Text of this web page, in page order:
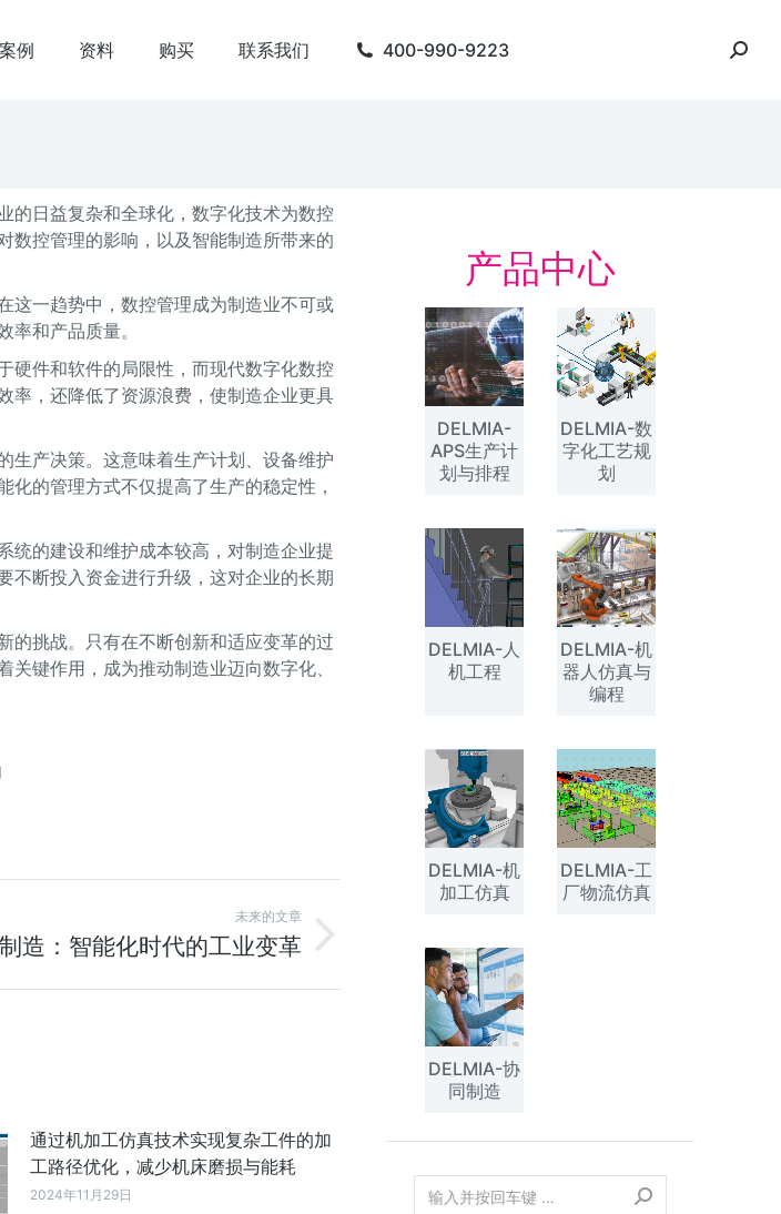
案例 资料 购买 联系我们 400-990-9223
的日益复杂和全球化，数字化技术为数控
数控管理的影响，以及智能制造所带来的
这一趋势中，数控管理成为制造业不可或
和产品质量。
硬件和软件的局限性，而现代数字化数控
率，还降低了资源浪费，使制造企业更具
生产决策。这意味着生产计划、设备维护
的管理方式不仅提高了生产的稳定性，
统的建设和维护成本较高，对制造企业提
不断投入资金进行升级，这对企业的长期
的挑战。只有在不断创新和适应变革的过
键作用，成为推动制造业迈向数字化、
未来的文章
造：智能化时代的工业变革
通过机加工仿真技术实现复杂工件的加
工路径优化，减少机床磨损与能耗
2024年11月29日
产品中心
DELMIA-
APS生产计
划与排程
DELMIA-数
字化工艺规
划
DELMIA-人
机工程
DELMIA-机
器人仿真与
编程
DELMIA-机
加工仿真
DELMIA-工
厂物流仿真
DELMIA-协
同制造